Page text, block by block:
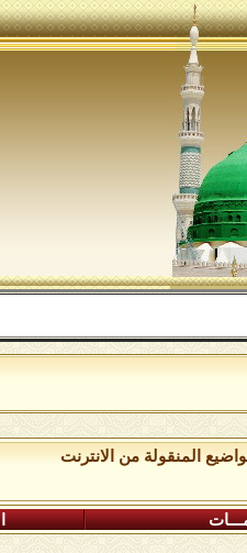
المنقولة من الانترنت